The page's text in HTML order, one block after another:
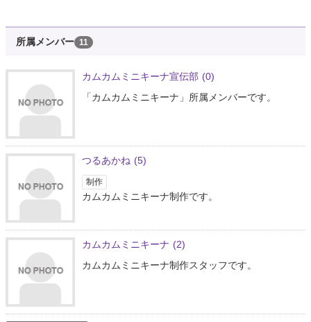
所属メンバー 11
カムカムミニキーナ宣伝部 (0)
「カムカムミニキーナ」所属メンバーです。
つるあかね (5)
制作
カムカムミニキーナ制作です。
カムカムミニキーナ (2)
カムカムミニキーナ制作スタッフです。